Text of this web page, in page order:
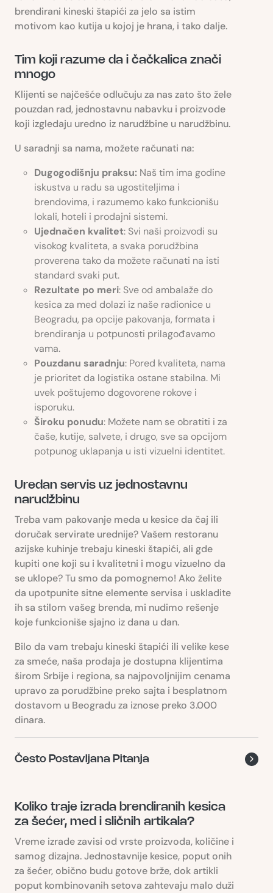
brendirani kineski štapići za jelo sa istim
motivom kao kutija u kojoj je hrana, i tako dalje.
Tim koji razume da i čačkalica znači
mnogo
Klijenti se najčešće odlučuju za nas zato što žele
pouzdan rad, jednostavnu nabavku i proizvode
koji izgledaju uredno iz narudžbine u narudžbinu.
U saradnji sa nama, možete računati na:
Dugogodišnju praksu: Naš tim ima godine
iskustva u radu sa ugostiteljima i
brendovima, i razumemo kako funkcionišu
lokali, hoteli i prodajni sistemi.
Ujednačen kvalitet: Svi naši proizvodi su
visokog kvaliteta, a svaka porudžbina
proverena tako da možete računati na isti
standard svaki put.
Rezultate po meri: Sve od ambalaže do
kesica za med dolazi iz naše radionice u
Beogradu, pa opcije pakovanja, formata i
brendiranja u potpunosti prilagođavamo
vama.
Pouzdanu saradnju: Pored kvaliteta, nama
je prioritet da logistika ostane stabilna. Mi
uvek poštujemo dogovorene rokove i
isporuku.
Široku ponudu: Možete nam se obratiti i za
čaše, kutije, salvete, i drugo, sve sa opcijom
potpunog uklapanja u isti vizuelni identitet.
Uredan servis uz jednostavnu
narudžbinu
Treba vam pakovanje meda u kesice da čaj ili
doručak servirate urednije? Vašem restoranu
azijske kuhinje trebaju kineski štapići, ali gde
kupiti one koji su i kvalitetni i mogu vizuelno da
se uklope? Tu smo da pomognemo! Ako želite
da upotpunite sitne elemente servisa i uskladite
ih sa stilom vašeg brenda, mi nudimo rešenje
koje funkcioniše sjajno iz dana u dan.
Bilo da vam trebaju kineski štapići ili velike kese
za smeće, naša prodaja je dostupna klijentima
širom Srbije i regiona, sa najpovoljnijim cenama
upravo za porudžbine preko sajta i besplatnom
dostavom u Beogradu za iznose preko 3.000
dinara.
Često Postavljana Pitanja
Koliko traje izrada brendiranih kesica
za šećer, med i sličnih artikala?
Vreme izrade zavisi od vrste proizvoda, količine i
samog dizajna. Jednostavnije kesice, poput onih
za šećer, obično budu gotove brže, dok artikli
poput kombinovanih setova zahtevaju malo duži